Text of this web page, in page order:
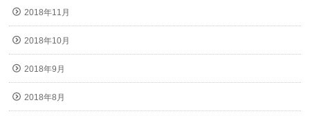
2018年11月
2018年10月
2018年9月
2018年8月